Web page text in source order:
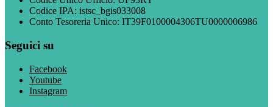
Codice IPA: istsc_bgis033008
Conto Tesoreria Unico: IT39F0100004306TU0000006986
Seguici su
Facebook
Youtube
Instagram